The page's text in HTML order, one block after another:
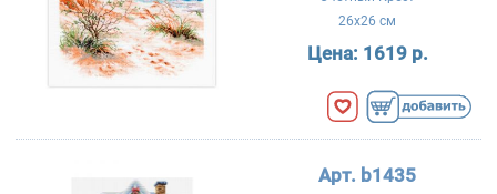
26x26 см
Цена: 1619 р.
Арт. b1435